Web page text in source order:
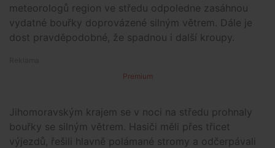
meteorologů region ve středu odpoledne zasáhnou
vydatné bouřky doprovázené silným větrem. Dále je
dost pravděpodobné, že spadnou i další kroupy.
Premium
Jihomoravským krajem se v noci na středu prohnaly
bouřky se silným větrem. Hasiči měli přes třicet
výjezdů, řešili hlavně polámané stromy a odčerpávali